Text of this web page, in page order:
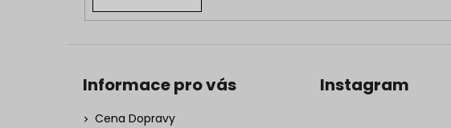
Informace pro vás
Cena Dopravy
Instagram